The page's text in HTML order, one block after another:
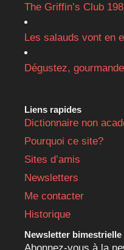
The Griffin’s Club
Les salauds vont en
Dégustez,
Liens rapides
Dictionnaire non
Pourquoi ce site?
Sites d’amis
Newsletters
Me contacter
Historique
Newsletter bimestrielle
Abonnez-vous à la